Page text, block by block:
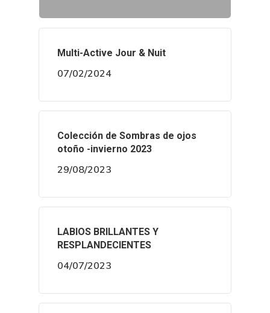
Multi-Active Jour & Nuit
07/02/2024
Colección de Sombras de ojos
otoño -invierno 2023
29/08/2023
LABIOS BRILLANTES Y
RESPLANDECIENTES
04/07/2023